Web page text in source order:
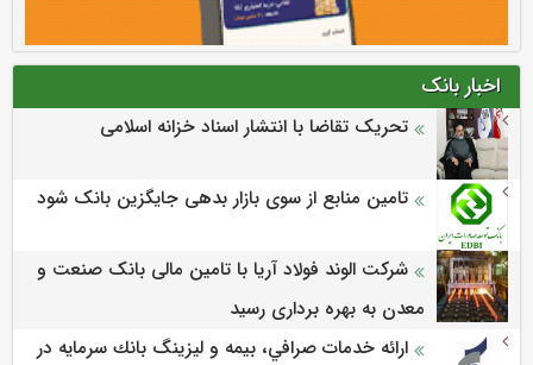
اخبار بانک
تحریک تقاضا با انتشار اسناد خزانه اسلامی
تامین منابع از سوی بازار بدهی جایگزین بانک شود
شرکت الوند فولاد آریا با تامین مالی بانک صنعت و
معدن به بهره برداری رسید
ارائه خدمات صرافي، بيمه و ليزينگ بانك سرمايه در